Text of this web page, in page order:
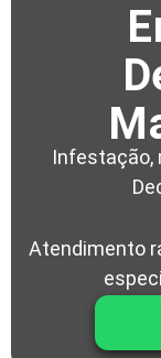
Infestação,
Atendimento